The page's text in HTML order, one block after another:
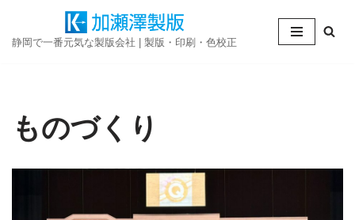
コ
ツ
へ
静岡で一番元気な製版会社 | 製版・印刷・色校正
ものづくり